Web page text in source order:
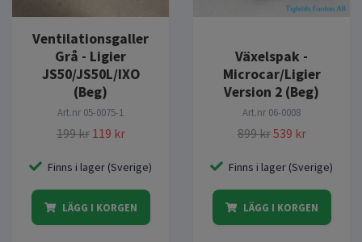
Ventilationsgaller
Grå - Ligier
JS50/JS50L/IXO
(Beg)
Art.nr 05-0075-1
199 kr 119 kr
Finns i lager (Sverige)
LÄGG I KORGEN
Växelspak -
Microcar/Ligier
Version 2 (Beg)
Art.nr 06-0008
899 kr539 kr
Finns i lager (Sverige)
LÄGG I KORGEN